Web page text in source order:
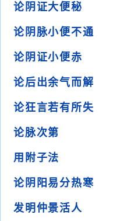
论阴证大便秘
论阴脉小便不通
论阴证小便赤
论后出余气而解
论狂言若有所失
论脉次第
用附子法
论阴阳易分热寒
发明仲景活人